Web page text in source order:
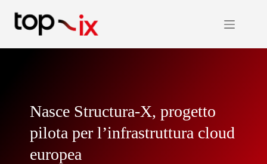
contenuto
Nasce Structura-X, progetto
pilota per l’infrastruttura cloud
europea